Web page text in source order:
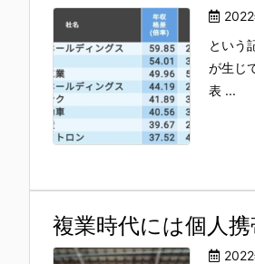
という
が生じ
表 ...
複業時代には個人